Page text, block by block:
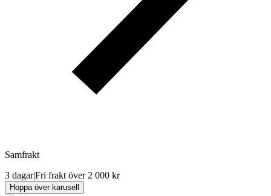
Samfrakt
3 dagar|Fri frakt över 2 000 kr
Hoppa över karusell